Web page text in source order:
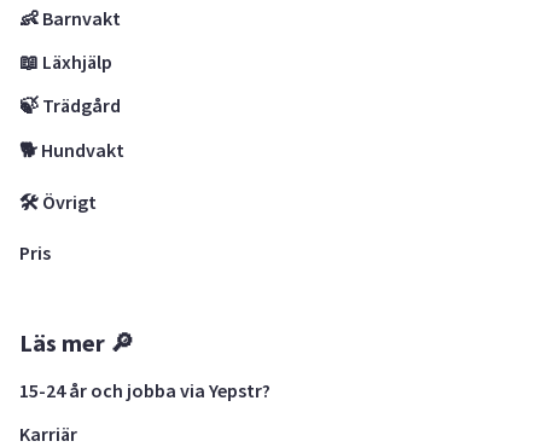
👶 Barnvakt
📖 Läxhjälp
🍃 Trädgård
🐕 Hundvakt
🛠 Övrigt
Pris
Läs mer 🔎
15-24 år och jobba via Yepstr?
Karriär